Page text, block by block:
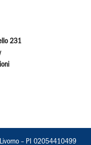
231
Livorno – PI 02054410499